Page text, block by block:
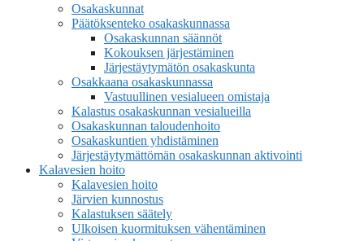
Osakaskunnat
Päätöksenteko osakaskunnassa
Osakaskunnan säännöt
Kokouksen järjestäminen
Järjestäytymätön osakaskunta
Osakkaana osakaskunnassa
Vastuullinen vesialueen omistaja
Kalastus osakaskunnan vesialueilla
Osakaskunnan taloudenhoito
Osakaskuntien yhdistäminen
Järjestäytymättömän osakaskunnan aktivointi
Kalavesien hoito
Kalavesien hoito
Järvien kunnostus
Kalastuksen säätely
Ulkoisen kuormituksen vähentäminen